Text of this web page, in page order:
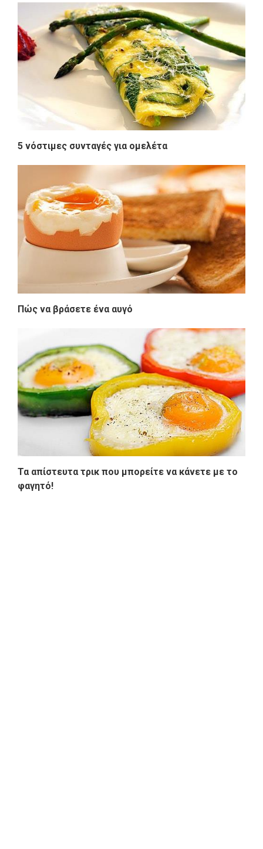
5 νόστιμες συνταγές για ομελέτα
Πώς να βράσετε ένα αυγό
Τα απίστευτα τρικ που μπορείτε να κάνετε με το
φαγητό!